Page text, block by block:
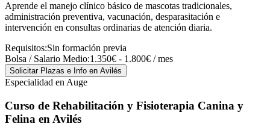
Aprende el manejo clínico básico de mascotas tradicionales,
administración preventiva, vacunación, desparasitación e
intervención en consultas ordinarias de atención diaria.
Requisitos:Sin formación previa
Bolsa / Salario Medio:1.350€ - 1.800€ / mes
Solicitar Plazas e Info en Avilés
Especialidad en Auge
Curso de Rehabilitación y Fisioterapia Canina y
Felina en Avilés